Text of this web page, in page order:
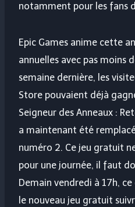
notamment pour les fans
Epic Games anime cette
annuelles avec pas moins
semaine dernière, les
Store pouvaient déjà
Seigneur des Anneaux :
a maintenant été
numéro 2. Ce jeu gratuit
pour une journée, il faut
Demain vendredi à 17h,
le nouveau jeu gratuit